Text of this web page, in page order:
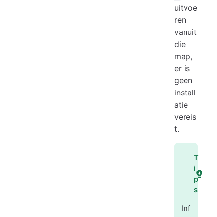
uitvoe
ren
vanuit
die
map,
er is
geen
install
atie
vereis
t.
T
i
p
s
Inf